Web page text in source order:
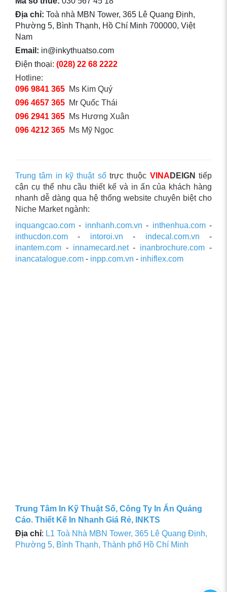
Địa chỉ: Toà nhà MBN Tower, 365 Lê Quang Định,
Phường 5, Bình Thạnh, Hồ Chí Minh 700000, Việt
Nam
Email: in@inkythuatso.com
Điện thoại: (028) 22 68 2222
Hotline:
096 9841 365 Ms Kim Quý
096 4657 365 Mr Quốc Thái
096 2941 365 Ms Hương Xuân
096 4212 365 Ms Mỹ Ngọc
Trung tâm in kỹ thuật sốtrực thuộc VINA DEIGN tiếp
cận cụ thể nhu cầu thiết kế và in ấn của khách hàng
nhanh dễ dàng qua hệ thống website chuyên biệt cho
Niche Market ngành:
inquangcao.com - innhanh.com.vn - inthenhua.com-
inthucdon.com - intoroi.vn - indecal.com.vn -
inantem.com - innamecard.net- inanbrochure.com -
inancatalogue.com - inpp.com.vn - inhiflex.com
Trung Tâm In Kỹ Thuật Số, Công Ty In Ấn Quảng
Cáo. Thiết Kế In Nhanh Giá Rẻ, INKTS
Địa chỉ: L1 Toà Nhà MBN Tower, 365 Lê Quang Định,
Phường 5, Bình Thạnh, Thành phố Hồ Chí Minh